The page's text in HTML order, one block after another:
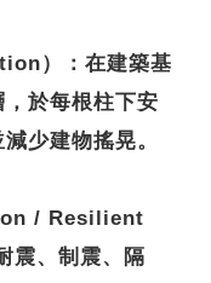
）：在建築基
於每根柱下安
少建物搖晃。
/ Resilient
震、制震、隔